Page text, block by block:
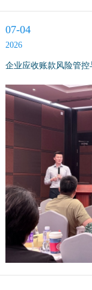
07-04
2026
企业应收账款风险管